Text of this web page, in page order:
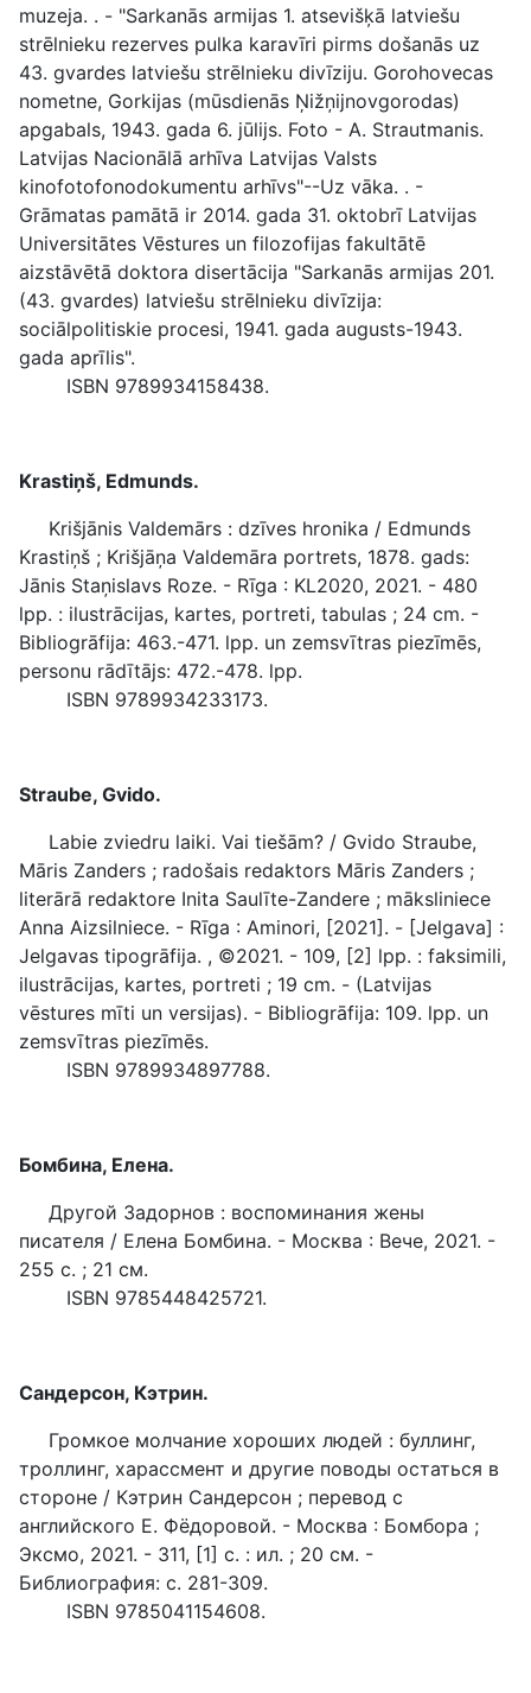
muzeja. . - "Sarkanās armijas 1. atsevišķā latviešu
strēlnieku rezerves pulka karavīri pirms došanās uz
43. gvardes latviešu strēlnieku divīziju. Gorohovecas
nometne, Gorkijas (mūsdienās Ņižņijnovgorodas)
apgabals, 1943. gada 6. jūlijs. Foto - A. Strautmanis.
Latvijas Nacionālā arhīva Latvijas Valsts
kinofotofonodokumentu arhīvs"--Uz vāka. . -
Grāmatas pamātā ir 2014. gada 31. oktobrī Latvijas
Universitātes Vēstures un filozofijas fakultātē
aizstāvētā doktora disertācija "Sarkanās armijas 201.
(43. gvardes) latviešu strēlnieku divīzija:
sociālpolitiskie procesi, 1941. gada augusts-1943.
gada aprīlis".
ISBN 9789934158438.
Krastiņš, Edmunds.
Krišjānis Valdemārs : dzīves hronika / Edmunds
Krastiņš ; Krišjāņa Valdemāra portrets, 1878. gads:
Jānis Staņislavs Roze. - Rīga : KL2020, 2021. - 480
lpp. : ilustrācijas, kartes, portreti, tabulas ; 24 cm. -
Bibliogrāfija: 463.-471. lpp. un zemsvītras piezīmēs,
personu rādītājs: 472.-478. lpp.
ISBN 9789934233173.
Straube, Gvido.
Labie zviedru laiki. Vai tiešām? / Gvido Straube,
Māris Zanders ; radošais redaktors Māris Zanders ;
literārā redaktore Inita Saulīte-Zandere ; māksliniece
Anna Aizsilniece. - Rīga : Aminori, [2021]. - [Jelgava] :
Jelgavas tipogrāfija. , ©2021. - 109, [2] lpp. : faksimili,
ilustrācijas, kartes, portreti ; 19 cm. - (Latvijas
vēstures mīti un versijas). - Bibliogrāfija: 109. lpp. un
zemsvītras piezīmēs.
ISBN 9789934897788.
Бомбина, Елена.
Другой Задорнов : воспоминания жены
писателя / Елена Бомбина. - Москва : Вече, 2021. -
255 с. ; 21 см.
ISBN 9785448425721.
Сандерсон, Кэтрин.
Громкое молчание хороших людей : буллинг,
троллинг, харассмент и другие поводы остаться в
стороне / Кэтрин Сандерсон ; перевод с
английского Е. Фёдоровой. - Москва : Бомбора ;
Эксмо, 2021. - 311, [1] с. : ил. ; 20 см. -
Библиография: с. 281-309.
ISBN 9785041154608.